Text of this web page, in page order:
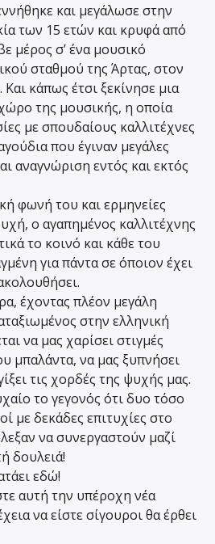
και μεγάλωσε στην
των 15 ετών και κρυφά από
μέρος σ’ ένα μουσικό
σταθμού της Άρτας, στον
κάπως έτσι ξεκίνησε μια
της μουσικής, η οποία
με σπουδαίους καλλιτέχνες
που έγιναν μεγάλες
αναγνώριση εντός και εκτός
φωνή του και ερμηνείες
ο αγαπημένος καλλιτέχνης
το κοινό και κάθε του
για πάντα σε όποιον έχει
έχοντας πλέον μεγάλη
στην ελληνική
να μας χαρίσει στιγμές
μπαλάντα, να μας ξυπνήσει
τις χορδές της ψυχής μας.
το γεγονός ότι δυο τόσο
με δεκάδες επιτυχίες στο
να συνεργαστούν μαζί
δουλειά!
εδώ!
αυτή την υπέροχη νέα
να είστε σίγουροι θα έρθει